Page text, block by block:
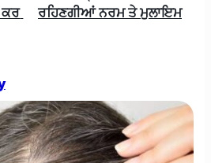
ਕਰ
ਰਹਿਣਗੀਆਂ ਨਰਮ ਤੇ ਮੁਲਾਇਮ